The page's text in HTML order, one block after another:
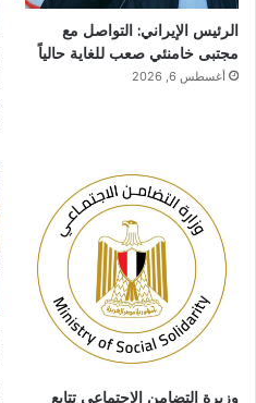
الرئيس الإيراني: التواصل مع
مجتبى خامنئي صعب للغاية حالياً
أغسطس 6, 2026
وزيرة التضامن الاجتماعي تتابع